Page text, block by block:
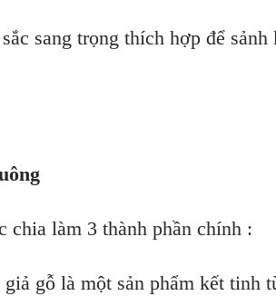
sang trọng thích hợp để
chia làm 3 thành phần chính :
gỗ là một sản phẩm kết tinh